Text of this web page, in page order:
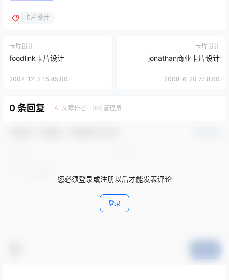
卡片设计
卡片设计
foodlink卡片设计
2007-12-2 15:45:00
卡片设计
jonathan商业卡片设计
2008-6-20 7:18:00
0 条回复 A 文章作者 M 管理员
您必须登录或注册以后才能发表评论
登录